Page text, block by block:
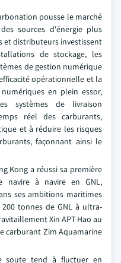
pousse le marché
sources d'énergie plus
et distributeurs investissent
de stockage, les
de gestion numérique
opérationnelle et la
en plein essor,
systèmes de livraison
réel des carburants,
et à réduire les risques
façonnant ainsi le
Kong a réussi sa première
navire à navire en GNL,
ses ambitions maritimes
tonnes de GNL à ultra-
Xin APT Hao au
carburant Zim Aquamarine
soute tend à fluctuer en